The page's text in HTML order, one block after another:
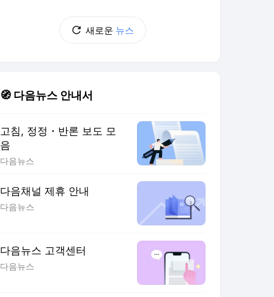
새로운 뉴스
🧭 다음뉴스 안내서
고침, 정정・반론 보도 모
음
다음뉴스
다음채널 제휴 안내
다음뉴스
다음뉴스 고객센터
다음뉴스